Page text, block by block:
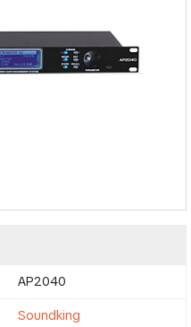
AP2040
Soundking